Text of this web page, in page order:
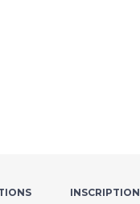
INSCRIPTION